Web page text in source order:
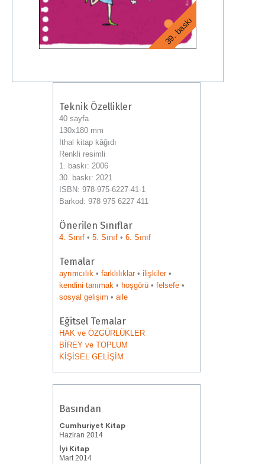
39. baskı
Teknik Özellikler
40 sayfa
130x180 mm
İthal kitap kâğıdı
Renkli resimli
1. baskı: 2006
30. baskı: 2021
ISBN: 978-975-6227-41-1
Barkod: 978 975 6227 411
Önerilen Sınıflar
4. Sınıf • 5. Sınıf • 6. Sınıf
Temalar
ayrımcılık • farklılıklar• ilişkiler•
kendini tanımak • hoşgörü • felsefe •
sosyal gelişim • aile
Eğitsel Temalar
HAK ve ÖZGÜRLÜKLER
BİREY ve TOPLUM
KİŞİSEL GELİŞİM
Basından
Cumhuriyet Kitap
Haziran 2014
İyi Kitap
Mart 2014